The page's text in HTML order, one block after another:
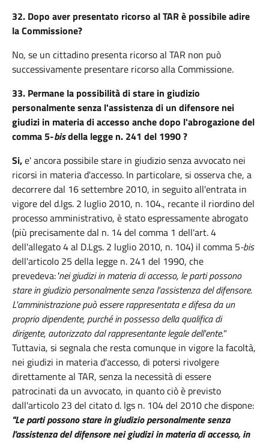
32. Dopo aver presentato ricorso al TAR è possibile adire
la Commissione?
No, se un cittadino presenta ricorso al TAR non può
successivamente presentare ricorso alla Commissione.
33. Permane la possibilità di stare in giudizio
personalmente senza l'assistenza di un difensore nei
giudizi in materia di accesso anche dopo l'abrogazione del
comma 5-bisdella legge n. 241 del 1990?
Si,e' ancora possibile stare in giudizio senza avvocato nei
ricorsi in materia d'accesso. In particolare, si osserva che, a
decorrere dal 16 settembre 2010, in seguito all'entrata in
vigore del d.lgs. 2 luglio 2010, n. 104., recante il riordino del
processo amministrativo, è stato espressamente abrogato
(più precisamente dal n. 14 del comma 1 dell'art. 4
dell'allegato 4 al D.Lgs. 2 luglio 2010, n. 104) il comma 5-bis
dell'articolo 25 della legge n. 241 del 1990, che
prevedeva:"nei giudizi in materia di accesso, le parti possono
stare in giudizio personalmente senza l'assistenza del difensore.
L'amministrazione può essere rappresentata e difesa da un
proprio dipendente, purché in possesso della qualifica di
dirigente, autorizzato dal rappresentante legale dell'ente."
Tuttavia, si segnala che resta comunque in vigore la facoltà,
nei giudizi in materia d'accesso, di potersi rivolgere
direttamente al TAR, senza la necessità di essere
patrocinati da un avvocato, in quanto ciò è previsto
dall'articolo 23 del citato d. lgs n. 104 del 2010 che dispone:
"Le parti possono stare in giudizio personalmente senza
l'assistenza del difensore nei giudizi in materia di accesso, in